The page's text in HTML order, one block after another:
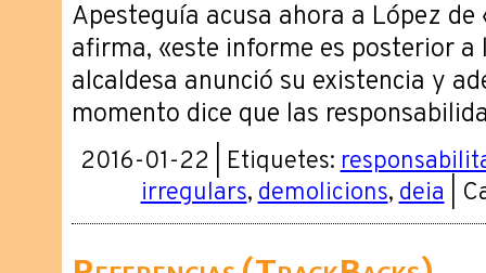
Apesteguía acusa ahora a López
afirma, «este informe es posterior a
alcaldesa anunció su existencia y
momento dice que las
2016-01-22 | Etiquetes:
irregulars,demolicions,deia|